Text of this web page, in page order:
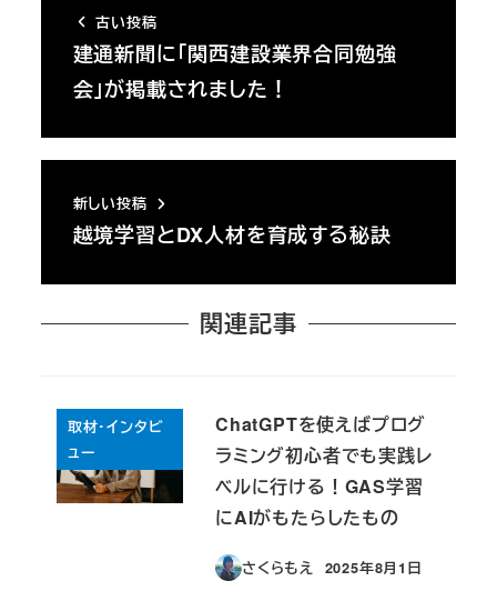
古い投稿
建通新聞に「関西建設業界合同勉強
会」が掲載されました！
新しい投稿
越境学習とDX人材を育成する秘訣
関連記事
取材・インタビ
ュー
ChatGPTを使えばプログ
ラミング初心者でも実践レ
ベルに行ける！GAS学習
にAIがもたらしたもの
さくらもえ
投稿日
2025年8月1日